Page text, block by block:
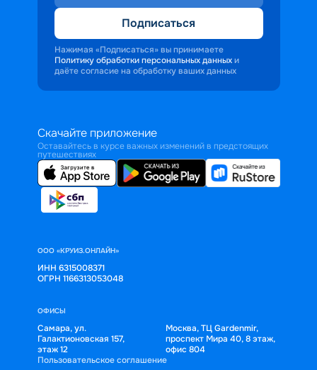
Подписаться
Нажимая «Подписаться» вы принимаете
Политику обработки персональных данных и
даёте согласие на обработку ваших данных
Скачайте приложение
Оставайтесь в курсе важных изменений в предстоящих
путешествиях
ООО «КРУИЗ.ОНЛАЙН»
ИНН 6315008371
ОГРН 1166313053048
ОФИСЫ
Самара, ул.
Галактионовская 157,
этаж 12
Москва, ТЦ Gardenmir,
проспект Мира 40, 8 этаж,
офис 804
Пользовательское соглашение